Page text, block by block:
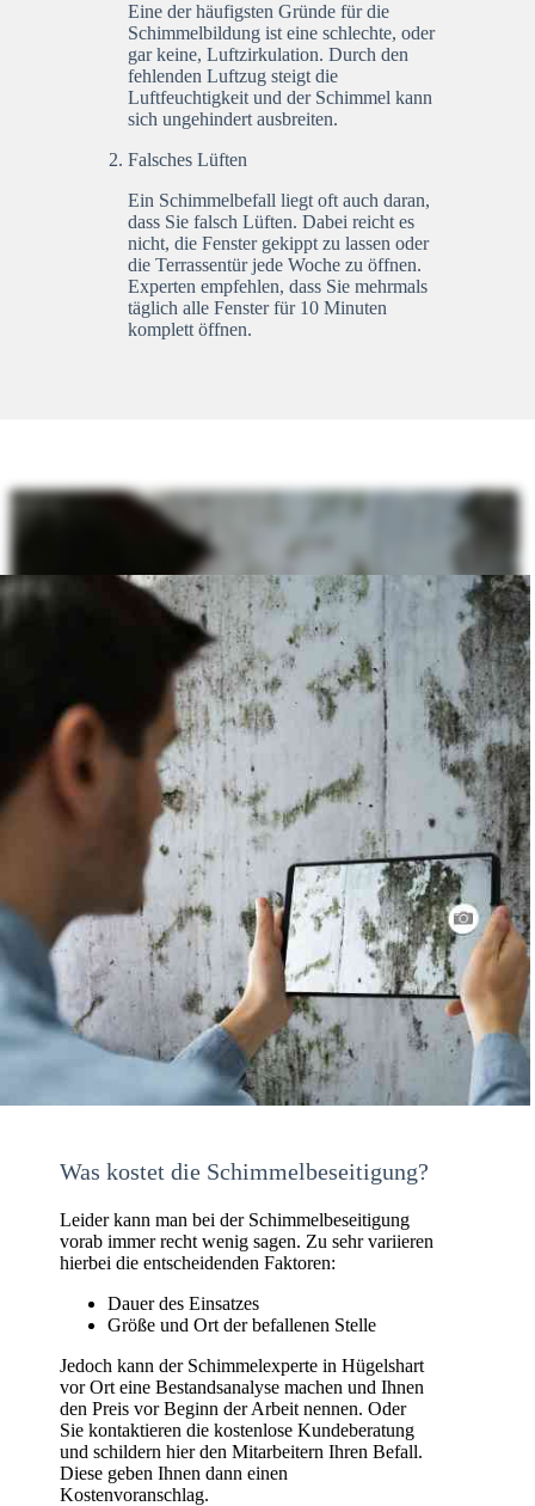
Eine der häufigsten Gründe für die
Schimmelbildung ist eine schlechte, oder
gar keine, Luftzirkulation. Durch den
fehlenden Luftzug steigt die
Luftfeuchtigkeit und der Schimmel kann
sich ungehindert ausbreiten.
Falsches Lüften
Ein Schimmelbefall liegt oft auch daran,
dass Sie falsch Lüften. Dabei reicht es
nicht, die Fenster gekippt zu lassen oder
die Terrassentür jede Woche zu öffnen.
Experten empfehlen, dass Sie mehrmals
täglich alle Fenster für 10 Minuten
komplett öffnen.
Was kostet die Schimmelbeseitigung?
Leider kann man bei der Schimmelbeseitigung
vorab immer recht wenig sagen. Zu sehr variieren
hierbei die entscheidenden Faktoren:
Dauer des Einsatzes
Größe und Ort der befallenen Stelle
Jedoch kann der Schimmelexperte in Hügelshart
vor Ort eine Bestandsanalyse machen und Ihnen
den Preis vor Beginn der Arbeit nennen. Oder
Sie kontaktieren die kostenlose Kundeberatung
und schildern hier den Mitarbeitern Ihren Befall.
Diese geben Ihnen dann einen
Kostenvoranschlag.